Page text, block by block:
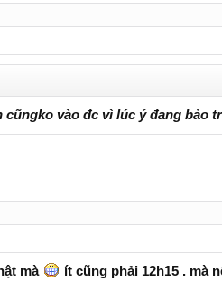
cũngko vào đc vì lúc ý đang
mà ít cũng phải 12h15 . mà